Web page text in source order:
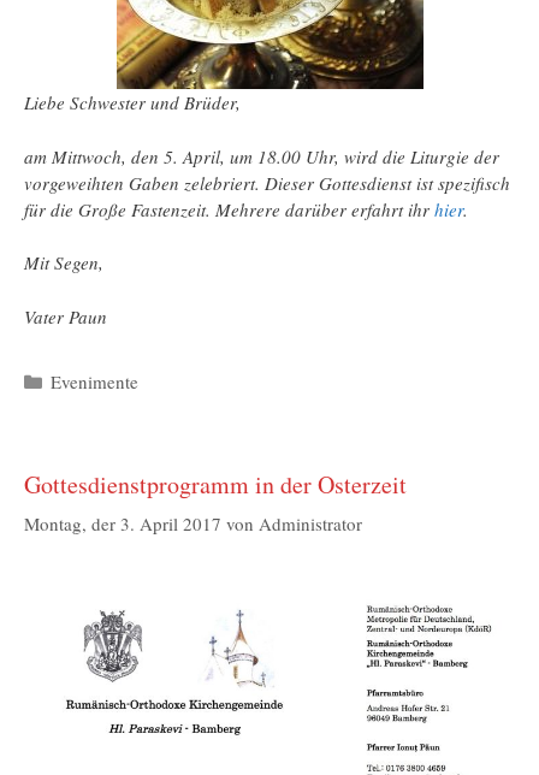
Liebe Schwester und Brüder,
am Mittwoch, den 5. April, um 18.00 Uhr, wird die Liturgie der
vorgeweihten Gaben zelebriert. Dieser Gottesdienst ist spezifisch
für die Große Fastenzeit. Mehrere darüber erfahrt ihr hier.
Mit Segen,
Vater Paun
Kategorien
Evenimente
Gottesdienstprogramm in der Osterzeit
Montag, der 3. April 2017 von Administrator